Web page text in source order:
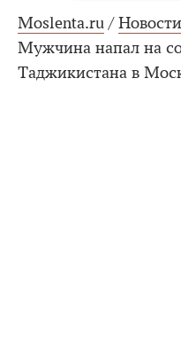
Moslenta.ru / Новости
Мужчина напал на
Таджикистана в